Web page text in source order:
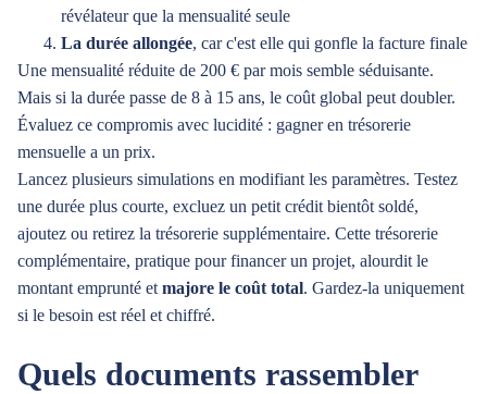
révélateur que la mensualité seule
La durée allongée, car c'est elle qui gonfle la facture finale
Une mensualité réduite de 200 € par mois semble séduisante.
Mais si la durée passe de 8 à 15 ans, le coût global peut doubler.
Évaluez ce compromis avec lucidité : gagner en trésorerie
mensuelle a un prix.
Lancez plusieurs simulations en modifiant les paramètres. Testez
une durée plus courte, excluez un petit crédit bientôt soldé,
ajoutez ou retirez la trésorerie supplémentaire. Cette trésorerie
complémentaire, pratique pour financer un projet, alourdit le
montant emprunté et majore le coût total. Gardez-la uniquement
si le besoin est réel et chiffré.
Quels documents rassembler